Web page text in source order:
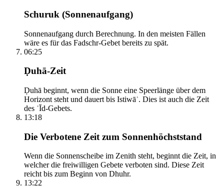
Schuruk (Sonnenaufgang)
Sonnenaufgang durch Berechnung. In den meisten Fällen
wäre es für das Fadschr-Gebet bereits zu spät.
06:25
Ḍuhā-Zeit
Ḍuhā beginnt, wenn die Sonne eine Speerlänge über dem
Horizont steht und dauert bis Istiwāʾ. Dies ist auch die Zeit
des ʿĪd-Gebets.
13:18
Die Verbotene Zeit zum Sonnenhöchststand
Wenn die Sonnenscheibe im Zenith steht, beginnt die Zeit, in
welcher die freiwilligen Gebete verboten sind. Diese Zeit
reicht bis zum Beginn von Dhuhr.
13:22